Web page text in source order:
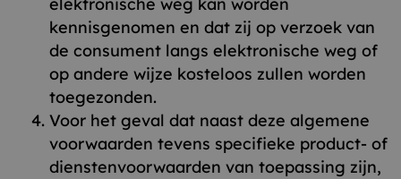
kennisgenomen en dat zij op verzoek van
de consument langs elektronische weg of
op andere wijze kosteloos zullen worden
toegezonden.
Voor het geval dat naast deze algemene
voorwaarden tevens specifieke product- of
dienstenvoorwaarden van toepassing zijn,